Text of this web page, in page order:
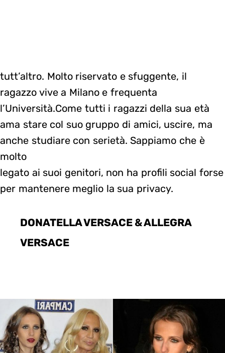
tutt’altro. Molto riservato e sfuggente, il
ragazzo vive a Milano e frequenta
l’Università.Come tutti i ragazzi della sua età
ama stare col suo gruppo di amici, uscire, ma
anche studiare con serietà. Sappiamo che è
molto
legato ai suoi genitori, non ha profili social forse
per mantenere meglio la sua privacy.
DONATELLA VERSACE & ALLEGRA
VERSACE